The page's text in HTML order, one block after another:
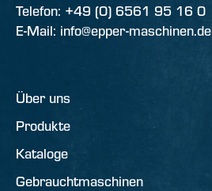
Telefon: +49 (0) 6561 95 16 0
E-Mail: info@epper-maschinen.de
Über uns
Produkte
Kataloge
Gebrauchtmaschinen